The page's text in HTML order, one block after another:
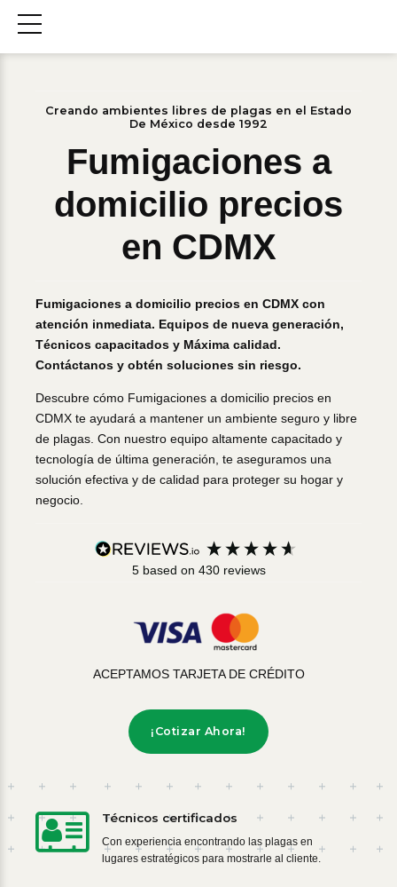
Creando ambientes libres de plagas en el Estado
De México desde 1992
Fumigaciones a
domicilio precios
en CDMX
Fumigaciones a domicilio precios en CDMX con
atención inmediata. Equipos de nueva generación,
Técnicos capacitados y Máxima calidad.
Contáctanos y obtén soluciones sin riesgo.
Descubre cómo Fumigaciones a domicilio precios en
CDMX te ayudará a mantener un ambiente seguro y libre
de plagas. Con nuestro equipo altamente capacitado y
tecnología de última generación, te aseguramos una
solución efectiva y de calidad para proteger su hogar y
negocio.
5 based on 430reviews
ACEPTAMOS TARJETA DE CRÉDITO
¡Cotizar Ahora!
Técnicos certificados
Con experiencia encontrando las plagas en
lugares estratégicos para mostrarle al cliente.